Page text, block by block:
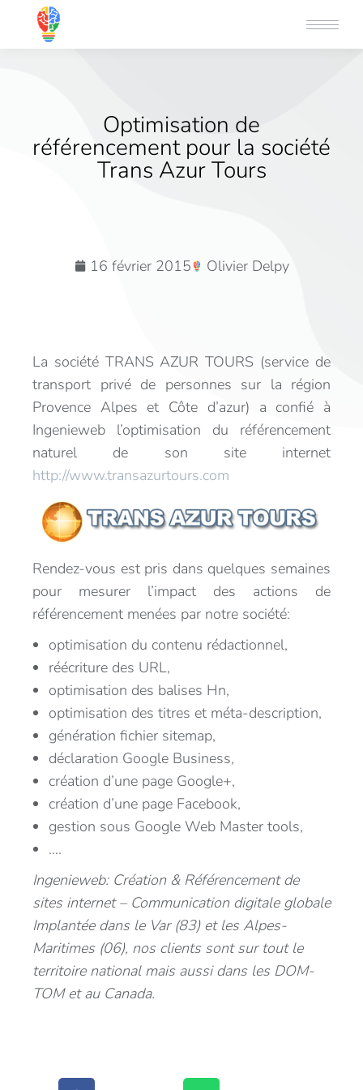
Optimisation de
référencement pour la société
Trans Azur Tours
16 février 2015 Olivier Delpy
La société TRANS AZUR TOURS (service de
transport privé de personnes sur la région
Provence Alpes et Côte d’azur) a confié à
Ingenieweb l’optimisation du référencement
naturel de son site internet
http://www.transazurtours.com
Rendez-vous est pris dans quelques semaines
pour mesurer l’impact des actions de
référencement menées par notre société:
optimisation du contenu rédactionnel,
réécriture des URL,
optimisation des balises Hn,
optimisation des titres et méta-description,
génération fichier sitemap,
déclaration Google Business,
création d’une page Google+,
création d’une page Facebook,
gestion sous Google Web Master tools,
….
Ingenieweb: Création & Référencement de
sites internet – Communication digitale globale
Implantée dans le Var (83) et les Alpes-
Maritimes (06), nos clients sont sur tout le
territoire national mais aussi dans les DOM-
TOM et au Canada.